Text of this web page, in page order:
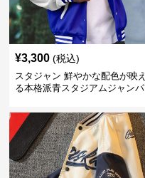
¥3,300 (税込)
スタジャン 鮮やかな配色が映え
る本格派青スタジアムジャンパ